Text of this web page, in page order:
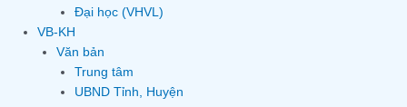
Đại học (VHVL)
VB-KH
Văn bản
Trung tâm
UBND Tỉnh, Huyện